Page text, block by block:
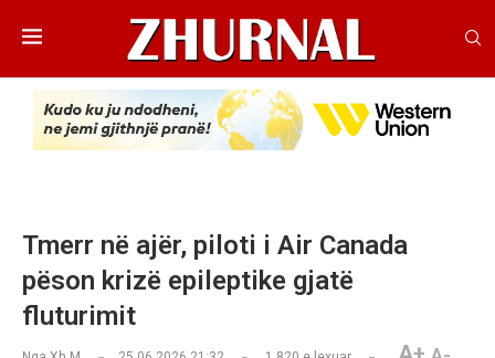
Tmerr në ajër, piloti i Air Canada
pëson krizë epileptike gjatë
fluturimit